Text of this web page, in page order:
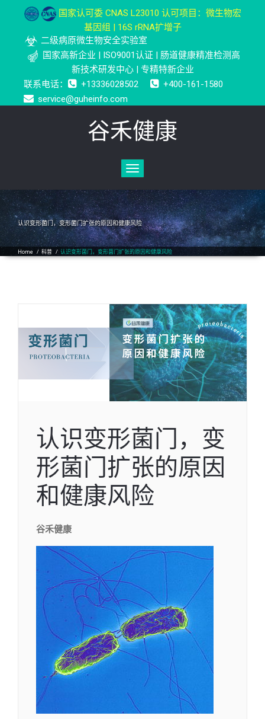
国家认可委 CNAS L23010 认可项目：微生物宏
基因组 | 16S rRNA扩增子
二级病原微生物安全实验室
国家高新企业 | ISO9001认证 | 肠道健康精准检测高
新技术研发中心 | 专精特新企业
联系电话：
+13336028502
+400-161-1580
service@guheinfo.com
谷禾健康
Toggle
navigation
认识变形菌门，变形菌门扩张的原因和健康风险
Home / 科普 / 认识变形菌门，变形菌门扩张的原因和健康风险
认识变形菌门，变
形菌门扩张的原因
和健康风险
谷禾健康